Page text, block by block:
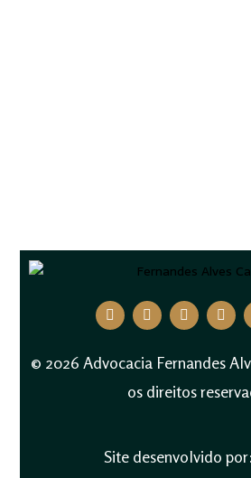
© 2026 Advocacia Fernandes
os direitos
Site desenvolvido por: